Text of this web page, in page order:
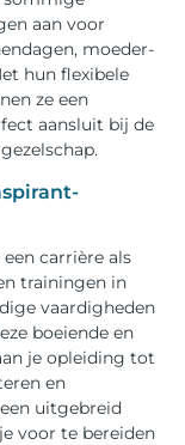
aan voor
moeder-
hun flexibele
ze een
aansluit bij de
carrière als
trainingen in
vaardigheden
boeiende en
je opleiding tot
en
uitgebreid
voor te bereiden